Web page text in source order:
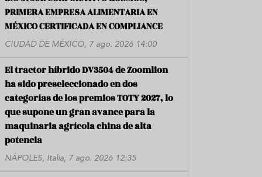
PRIMERA EMPRESA ALIMENTARIA EN
MÉXICO CERTIFICADA EN COMPLIANCE
CIUDAD DE MÉXICO, 7 ago. 2026 14:00
El tractor híbrido DV3504 de Zoomlion
ha sido preseleccionado en dos
categorías de los premios TOTY 2027, lo
que supone un gran avance para la
maquinaria agrícola china de alta
potencia
NÁPOLES, Italia, 7 ago. 2026 12:35